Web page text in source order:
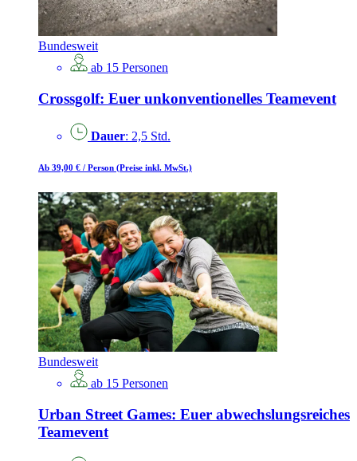
Bundesweit
ab 15 Personen
Crossgolf: Euer unkonventionelles Teamevent
Dauer: 2,5 Std.
Ab 39,00 € / Person (Preise inkl. MwSt.)
Bundesweit
ab 15 Personen
Urban Street Games: Euer abwechslungsreiches
Teamevent